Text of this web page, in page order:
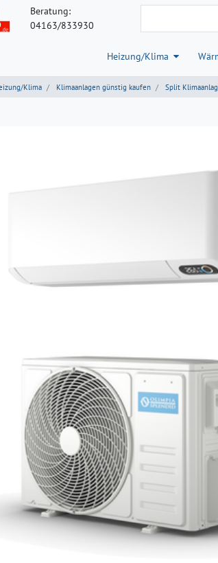
Beratung:
04163/833930
Heizung/Klima
Klima Klimaanlagen günstig kaufen Split